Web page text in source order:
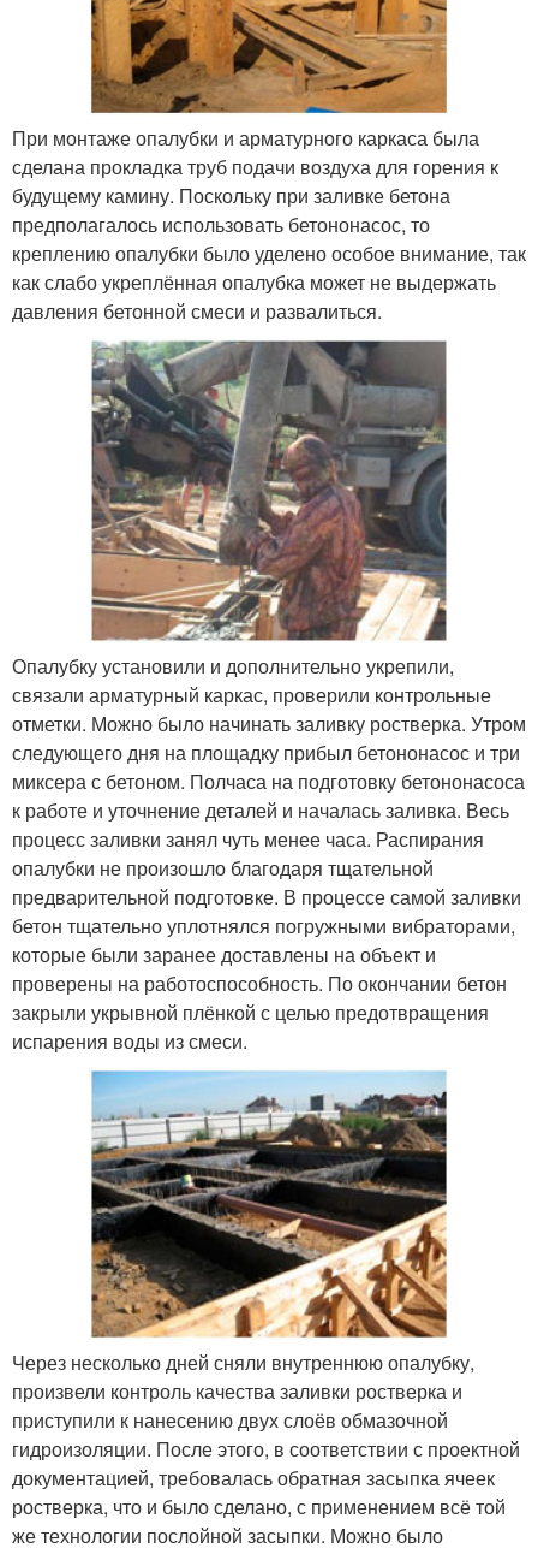
При монтаже опалубки и арматурного каркаса была
сделана прокладка труб подачи воздуха для горения к
будущему камину. Поскольку при заливке бетона
предполагалось использовать бетононасос, то
креплению опалубки было уделено особое внимание, так
как слабо укреплённая опалубка может не выдержать
давления бетонной смеси и развалиться.
Опалубку установили и дополнительно укрепили,
связали арматурный каркас, проверили контрольные
отметки. Можно было начинать заливку ростверка. Утром
следующего дня на площадку прибыл бетононасос и три
миксера с бетоном. Полчаса на подготовку бетононасоса
к работе и уточнение деталей и началась заливка. Весь
процесс заливки занял чуть менее часа. Распирания
опалубки не произошло благодаря тщательной
предварительной подготовке. В процессе самой заливки
бетон тщательно уплотнялся погружными вибраторами,
которые были заранее доставлены на объект и
проверены на работоспособность. По окончании бетон
закрыли укрывной плёнкой с целью предотвращения
испарения воды из смеси.
Через несколько дней сняли внутреннюю опалубку,
произвели контроль качества заливки ростверка и
приступили к нанесению двух слоёв обмазочной
гидроизоляции. После этого, в соответствии с проектной
документацией, требовалась обратная засыпка ячеек
ростверка, что и было сделано, с применением всё той
же технологии послойной засыпки. Можно было